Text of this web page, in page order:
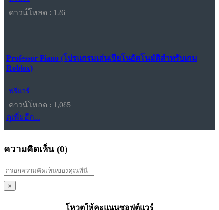
ดาวน์โหลด : 126
Professor Piano (โปรแกรมเล่นเปียโนอัตโนมัติสำหรับเกม
Roblox)
ฟรีแวร์
ดาวน์โหลด : 1,085
ดูเพิ่มอีก...
ความคิดเห็น (0)
×
โหวตให้คะแนนซอฟต์แวร์